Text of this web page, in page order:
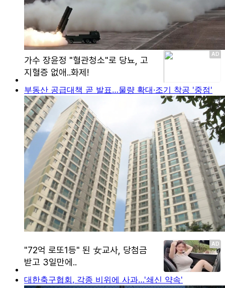
부동산 공급대책 곧 발표…물량 확대·조기 착공 '중점'
대한축구협회, 각종 비위에 사과…'쇄신 약속'